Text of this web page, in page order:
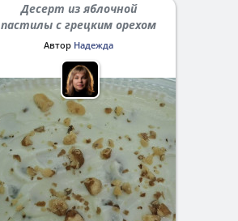
Десерт из яблочной
пастилы с грецким орехом
Автор Надежда